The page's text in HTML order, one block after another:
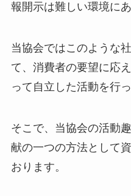
報開示は難しい環境にあ
当協会ではこのような
て、消費者の要望に応
って自立した活動を行っ
そこで、当協会の活動
献の一つの方法として
おります。